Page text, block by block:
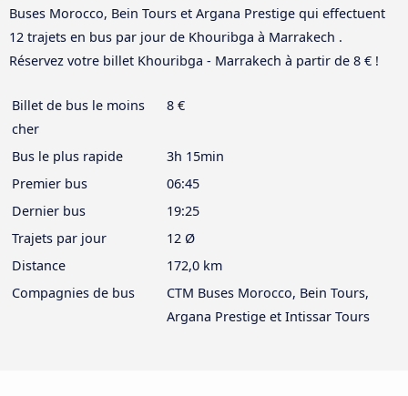
Buses Morocco, Bein Tours et Argana Prestige qui effectuent
12 trajets en bus par jour de Khouribga à Marrakech .
Réservez votre billet Khouribga - Marrakech à partir de 8 € !
Billet de bus le moins
cher
8 €
Bus le plus rapide
3h 15min
Premier bus
06:45
Dernier bus
19:25
Trajets par jour
12 Ø
Distance
172,0 km
Compagnies de bus
CTM Buses Morocco, Bein Tours,
Argana Prestige et Intissar Tours